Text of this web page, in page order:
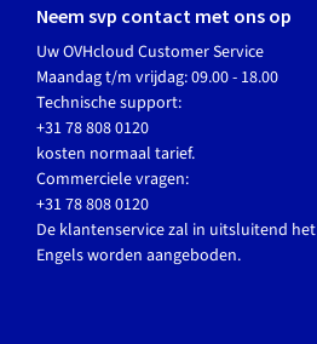
Neem svp contact met ons op
Uw OVHcloud Customer Service
Maandag t/m vrijdag: 09.00 - 18.00
Technische support:
+31 78 808 0120
kosten normaal tarief.
Commerciele vragen:
+31 78 808 0120
De klantenservice zal in uitsluitend het
Engels worden aangeboden.